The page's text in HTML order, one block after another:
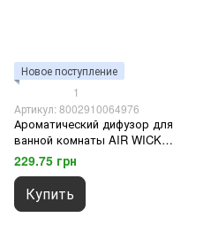
Новое поступление
1
Артикул: 8002910064976
Ароматический дифузор для
ванной комнаты AIR WICK
deod bagno sfera cotone 75 мл.
229.75 грн
Купить